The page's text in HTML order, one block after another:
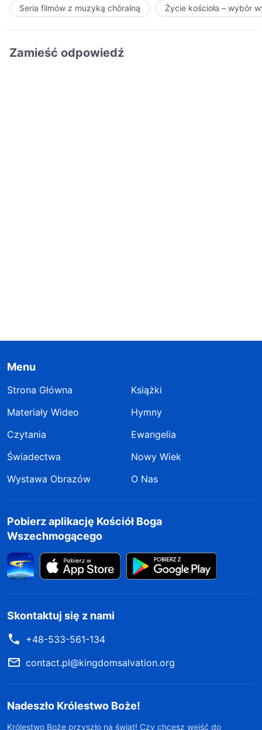
Seria filmów z muzyką chóralną Życie kościoła – wybór
Zamieść odpowiedź
Menu
Strona Główna
Książki
Materiały Wideo
Hymny
Czytania
Ewangelia
Świadectwa
Nowy Wiek
Wystawa Obrazów
O Nas
Pobierz aplikację Kościół Boga
Wszechmogącego
Skontaktuj się z nami
+48-533-561-134
contact.pl@kingdomsalvation.org
Nadeszło Królestwo Boże!
Królestwo Boże przyszło na świat! Czy chcesz wejść do